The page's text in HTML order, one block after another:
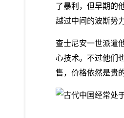
了暴利，但早期的
越过中间的波斯势
查士尼安一世派遣
心技术。不过他们
售，价格依然是贵